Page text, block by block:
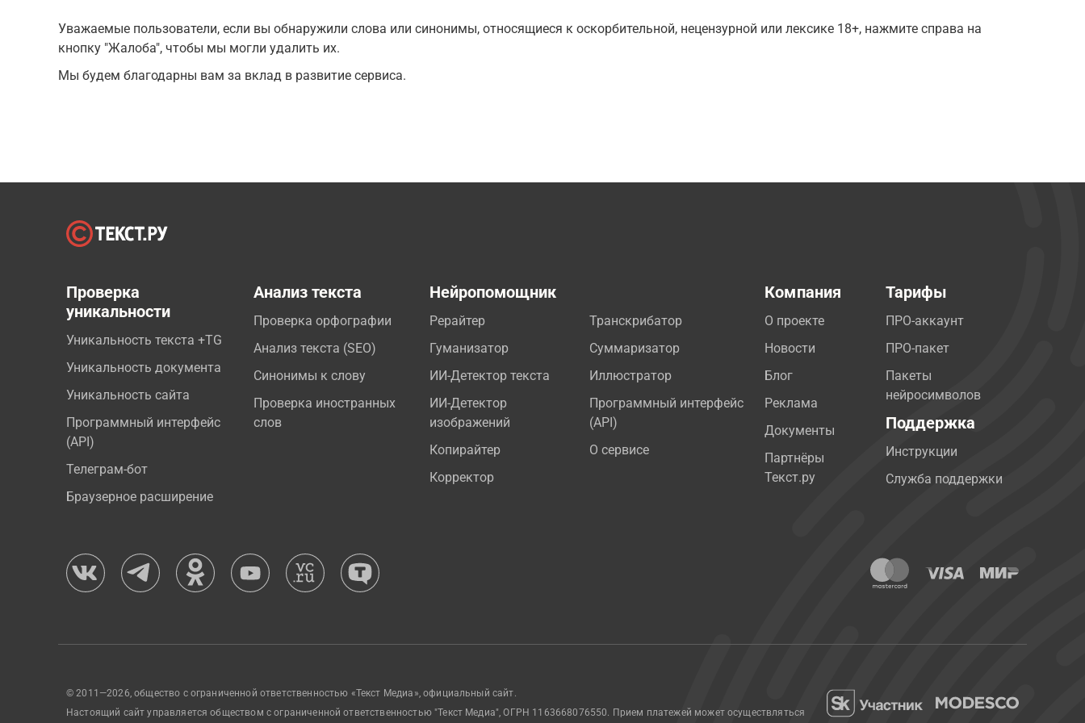
Уважаемые пользователи, если вы обнаружили слова или синонимы, относящиеся к оскорбительной, нецензурной или лексике 18+, нажмите справа на
кнопку "Жалоба", чтобы мы могли удалить их.
Мы будем благодарны вам за вклад в развитие сервиса.
Проверка
уникальности
Уникальность текста +TG
Уникальность документа
Уникальность сайта
Программный интерфейс
(API)
Телеграм-бот
Браузерное расширение
Анализ текста
Проверка орфографии
Анализ текста (SEO)
Синонимы к слову
Проверка иностранных
слов
Нейропомощник
Рерайтер
Гуманизатор
ИИ-Детектор текста
ИИ-Детектор
изображений
Копирайтер
Корректор
Транскрибатор
Суммаризатор
Иллюстратор
Программный интерфейс
(API)
О сервисе
Компания
О проекте
Новости
Блог
Реклама
Документы
Партнёры
Текст.ру
Тарифы
ПРО-аккаунт
ПРО-пакет
Пакеты
нейросимволов
Поддержка
Инструкции
Служба поддержки
© 2011—2026, общество с ограниченной ответственностью «Текст Медиа», официальный сайт.
Настоящий сайт управляется обществом с ограниченной ответственностью "Текст Медиа", ОГРН 1163668076550. Прием платежей может осуществляться